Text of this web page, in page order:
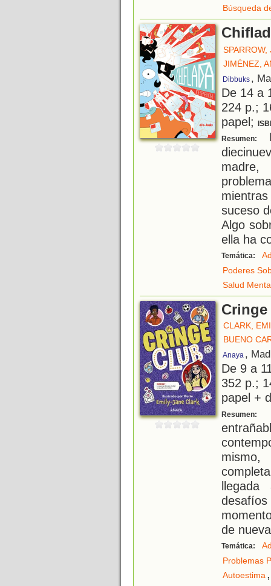
Búsqueda
SPARROW,
JIMÉNEZ,
Dibbuks ,
De 14 a
224 p.;
papel;
Resumen:
suceso
Algo
ella ha
Temática:
Poderes
Salud
CLARK,
BUENO
Anaya ,
De 9 a
352 p.;
papel +
Resumen:
de
Temática:
Problemas
Autoestima,